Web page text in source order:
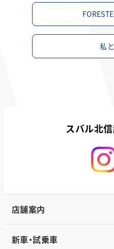
私
スバル北
店舗案内
新車・試乗車